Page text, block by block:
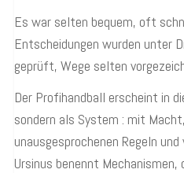
Es war selten bequem, oft
Entscheidungen wurden unter
geprüft, Wege selten
Der Profihandball erscheint in
sondern als System : mit
unausgesprochenen Regeln
Ursinus benennt